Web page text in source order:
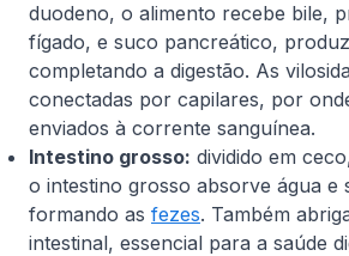
duodeno, o alimento recebe bile,
fígado, e suco pancreático,
completando a digestão. As
conectadas por capilares, por
enviados à corrente sanguínea.
Intestino grosso: dividido em
o intestino grosso absorve água e
formando as fezes. Também
intestinal, essencial para a saúde